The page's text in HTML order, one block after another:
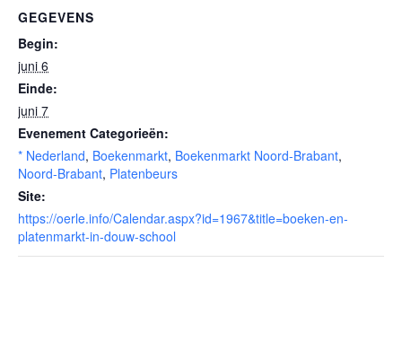
GEGEVENS
Begin:
juni 6
Einde:
juni 7
Evenement Categorieën:
* Nederland, Boekenmarkt, Boekenmarkt Noord-Brabant,
Noord-Brabant, Platenbeurs
Site:
https://oerle.info/Calendar.aspx?id=1967&title=boeken-en-
platenmarkt-in-douw-school